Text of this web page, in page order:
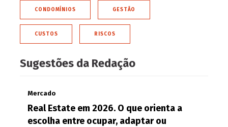
CONDOMÍNIOS GESTÃO
CUSTOS RISCOS
Sugestões da Redação
Mercado
Real Estate em 2026. O que orienta a
escolha entre ocupar, adaptar ou